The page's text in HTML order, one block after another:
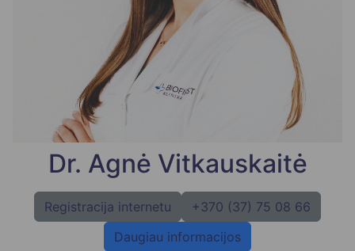
Dr. Agnė Vitkauskaitė
Registracija internetu
+370 (37) 75 08 66
Daugiau informacijos